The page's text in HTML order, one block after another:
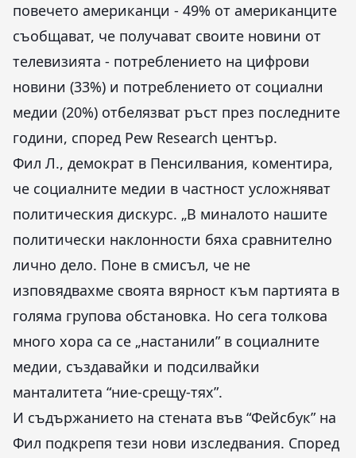
повечето американци - 49% от американците
съобщават, че получават своите новини от
телевизията - потреблението на цифрови
новини (33%) и потреблението от социални
медии (20%) отбелязват ръст през последните
години, според Pew Research център.
Фил Л., демократ в Пенсилвания, коментира,
че социалните медии в частност усложняват
политическия дискурс. „В миналото нашите
политически наклонности бяха сравнително
лично дело. Поне в смисъл, че не
изповядвахме своята вярност към партията в
голяма групова обстановка. Но сега толкова
много хора са се „настанили” в социалните
медии, създавайки и подсилвайки
манталитета “ние-срещу-тях”.
И съдържанието на стената във “Фейсбук” на
Фил подкрепя тези нови изследвания. Според